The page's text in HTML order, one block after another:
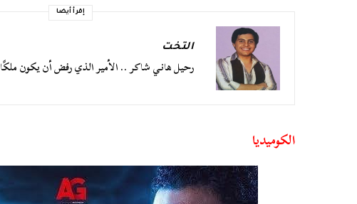
إقرأ أيضا
التخت
رحيل هاني شاكر .. الأمير الذي رفض أن يكون ملكًا
الكوميديا